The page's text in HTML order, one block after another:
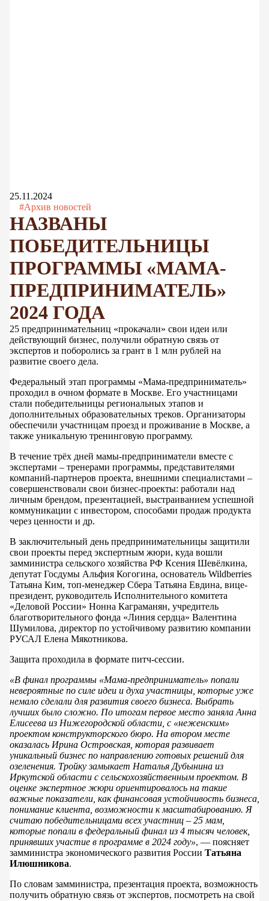
25.11.2024
#Архив новостей
НАЗВАНЫ
ПОБЕДИТЕЛЬНИЦЫ
ПРОГРАММЫ «МАМА-
ПРЕДПРИНИМАТЕЛЬ»
2024 ГОДА
25 предпринимательниц «прокачали» свои идеи или
действующий бизнес, получили обратную связь от
экспертов и поборолись за грант в 1 млн рублей на
развитие своего дела.
Федеральный этап программы «Мама-предприниматель»
проходил в очном формате в Москве. Его участницами
стали победительницы региональных этапов и
дополнительных образовательных треков. Организаторы
обеспечили участницам проезд и проживание в Москве, а
также уникальную тренинговую программу.
В течение трёх дней мамы-предприниматели вместе с
экспертами – тренерами программы, представителями
компаний-партнеров проекта, внешними специалистами –
совершенствовали свои бизнес-проекты: работали над
личным брендом, презентацией, выстраиванием успешной
коммуникации с инвестором, способами продаж продукта
через ценности и др.
В заключительный день предпринимательницы защитили
свои проекты перед экспертным жюри, куда вошли
замминистра сельского хозяйства РФ Ксения Шевёлкина,
депутат Госдумы Альфия Когогина, основатель Wildberries
Татьяна Ким, топ-менеджер Сбера Татьяна Евдина, вице-
президент, руководитель Исполнительного комитета
«Деловой России» Нонна Каграманян, учредитель
благотворительного фонда «Линия сердца» Валентина
Шумилова, директор по устойчивому развитию компании
РУСАЛ Елена Мякотникова.
Защита проходила в формате питч-сессии.
«В финал программы «Мама-предприниматель» попали
невероятные по силе идеи и духа участницы, которые уже
немало сделали для развития своего бизнеса. Выбрать
лучших было сложно. По итогам первое место заняла Анна
Елисеева из Нижегородской области, с «неженским»
проектом конструкторского бюро. На втором месте
оказалась Ирина Островская, которая развивает
уникальный бизнес по направлению готовых решений для
озеленения. Тройку замыкает Наталья Дубынина из
Иркутской области с сельскохозяйственным проектом. В
оценке экспертное жюри ориентировалось на такие
важные показатели, как финансовая устойчивость бизнеса,
понимание клиента, возможности к масштабированию. Я
считаю победительницами всех участниц – 25 мам,
которые попали в федеральный финал из 4 тысяч человек,
принявших участие в программе в 2024 году», — поясняет
замминистра экономического развития России Татьяна
Илюшникова.
По словам замминистра, презентация проекта, возможность
получить обратную связь от экспертов, посмотреть на свой